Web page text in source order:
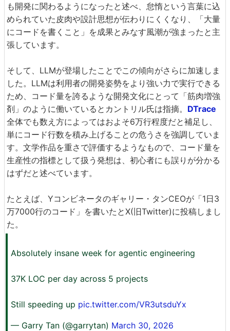
も開発に関わるようになったと述べ、怠惰という言葉に込
められていた皮肉や設計思想が伝わりにくくなり、「大量
にコードを書くこと」を成果とみなす風潮が強まったと主
張しています。
そして、LLMが登場したことでこの傾向がさらに加速しま
した。LLMは利用者の開発姿勢をより強い力で実行できる
ため、コード量を誇るような開発文化にとって「筋肉増強
剤」のように働いているとカントリル氏は指摘。 DTrace
全体でも数え方によってはおよそ6万行程度だと補足し、
単にコード行数を積み上げることの危うさを強調していま
す。文学作品を重さで評価するようなもので、コード量を
生産性の指標として扱う発想は、初心者にも誤りが分かる
はずだと述べています。
たとえば、Yコンビネータのギャリー・タンCEOが「1日3
万7000行のコード」を書いたとX(旧Twitter)に投稿しまし
た。
Absolutely insane week for agentic engineering
37K LOC per day across 5 projects
Still speeding up pic.twitter.com/VR3utsduYx
— Garry Tan (@garrytan) March 30, 2026